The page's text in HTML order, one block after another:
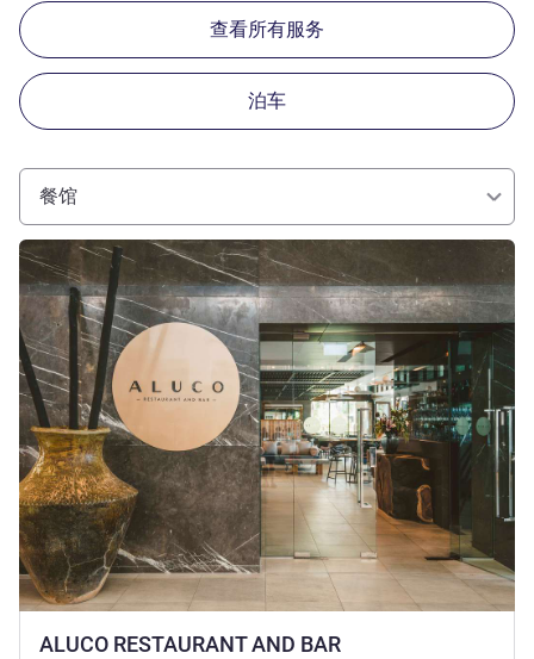
查看所有服务
泊车
餐馆
ALUCO RESTAURANT AND BAR
请参阅详情